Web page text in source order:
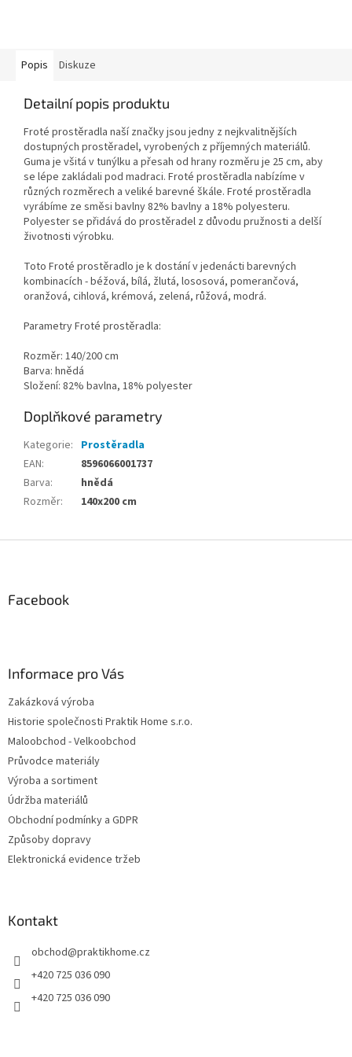
Popis Diskuze
Detailní popis produktu
Froté prostěradla naší značky jsou jedny z nejkvalitnějších
dostupných prostěradel, vyrobených z příjemných materiálů.
Guma je všitá v tunýlku a přesah od hrany rozměru je 25 cm, aby
se lépe zakládali pod madraci. Froté prostěradla nabízíme v
různých rozměrech a veliké barevné škále. Froté prostěradla
vyrábíme ze směsi bavlny 82% bavlny a 18% polyesteru.
Polyester se přidává do prostěradel z důvodu pružnosti a delší
životnosti výrobku.
Toto Froté prostěradlo je k dostání v jedenácti barevných
kombinacích - béžová, bílá, žlutá, lososová, pomerančová,
oranžová, cihlová, krémová, zelená, růžová, modrá.
Parametry Froté prostěradla:
Rozměr: 140/200 cm
Barva: hnědá
Složení: 82% bavlna, 18% polyester
Doplňkové parametry
Kategorie: Prostěradla
EAN:
8596066001737
Barva:
hnědá
Rozměr: 140x200 cm
Facebook
Informace pro Vás
Zakázková výroba
Historie společnosti Praktik Home s.r.o.
Maloobchod - Velkoobchod
Průvodce materiály
Výroba a sortiment
Údržba materiálů
Obchodní podmínky a GDPR
Způsoby dopravy
Elektronická evidence tržeb
Kontakt
obchod@praktikhome.cz
+420 725 036 090
+420 725 036 090